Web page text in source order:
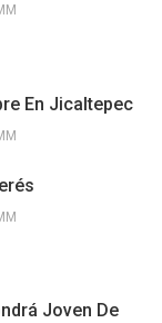
En Jicaltepec
Joven De